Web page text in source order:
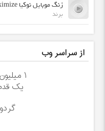
زنگ موبایل نوکیا Maximize
برند
از سراسر وب
۱
یک